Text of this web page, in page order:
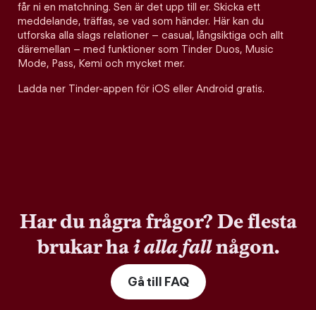
får ni en matchning. Sen är det upp till er. Skicka ett
meddelande, träffas, se vad som händer. Här kan du
utforska alla slags relationer – casual, långsiktiga och allt
däremellan – med funktioner som Tinder Duos, Music
Mode, Pass, Kemi och mycket mer.
Ladda ner Tinder-appen för iOS eller Android gratis.
Har du några frågor? De flesta
brukar hai alla fallnågon.
Gå till FAQ